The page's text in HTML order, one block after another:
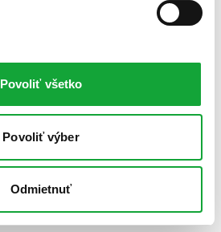
Povoliť všetko
Povoliť výber
Odmietnuť